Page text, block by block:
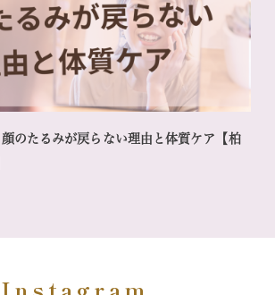
のたるみが戻らない理由と体質ケア【柏